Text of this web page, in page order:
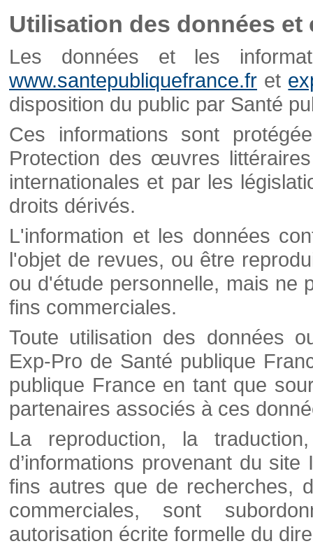
Utilisation des données et
Les données et les
www.santepubliquefrance.fr et
disposition du public par Santé
Ces informations sont
Protection des œuvres
internationales et par les
droits dérivés.
L'information et les données
l'objet de revues, ou être
ou d'étude personnelle, mais ne
fins commerciales.
Toute utilisation des données
Exp-Pro de Santé publique
publique France en tant que
partenaires associés à ces
La reproduction, la
d’informations provenant du
fins autres que de recherches,
commerciales, sont
autorisation écrite formelle du